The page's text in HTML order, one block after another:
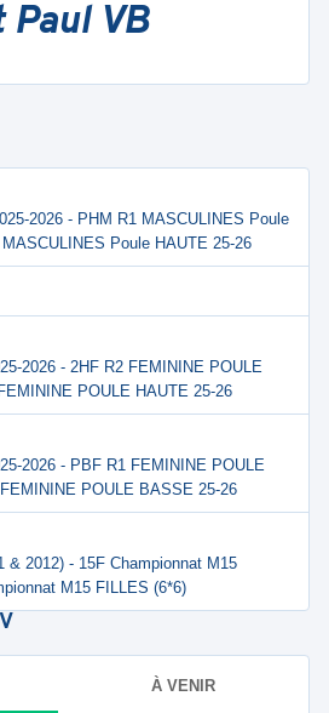
Paul VB
2026 - PHM R1 MASCULINES Poule
Poule HAUTE 25-26
2026 - 2HF R2 FEMININE POULE
POULE HAUTE 25-26
2026 - PBF R1 FEMININE POULE
POULE BASSE 25-26
& 2012) - 15F Championnat M15
M15 FILLES (6*6)
À VENIR